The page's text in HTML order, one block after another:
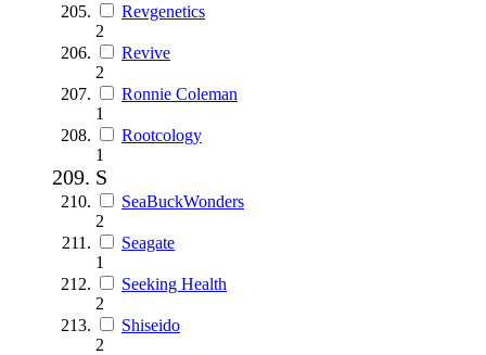
Revgenetics
2
Revive
2
Ronnie Coleman
1
Rootcology
1
S
SeaBuckWonders
2
Seagate
1
Seeking Health
2
Shiseido
2